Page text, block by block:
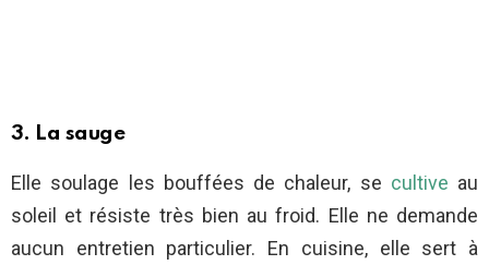
3. La sauge
Elle soulage les bouffées de chaleur, se cultive au
soleil et résiste très bien au froid. Elle ne demande
aucun entretien particulier. En cuisine, elle sert à